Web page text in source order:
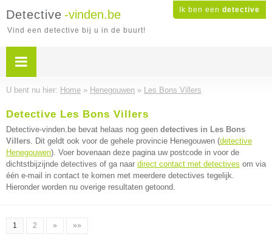
Ik ben een detective
Detective -vinden.be
Vind een detective bij u in de buurt!
U bent nu hier: Home » Henegouwen » Les Bons Villers
Detective Les Bons Villers
Detective-vinden.be bevat helaas nog geen detectives in Les Bons
Villers. Dit geldt ook voor de gehele provincie Henegouwen (detective
Henegouwen). Voer bovenaan deze pagina uw postcode in voor de
dichtstbijzijnde detectives of ga naar direct contact met detectives om via
één e-mail in contact te komen met meerdere detectives tegelijk.
Hieronder worden nu overige resultaten getoond.
1 2 » »»